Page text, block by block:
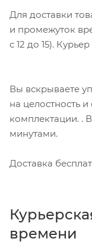
Для доставки
и промежуток
с 12 до 15).
Вы вскрываете
на целостность и
комплектации. .
минутами.
Доставка
времени